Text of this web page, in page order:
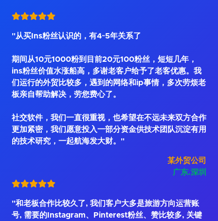
"从买Ins粉丝认识的，有4~5年关系了
期间从10元1000粉到目前20元100粉丝，短短几年，
ins粉丝价值水涨船高，多谢老客户给予了老客优惠。我
们运行的外贸比较多，遇到的网络和ip事情，多次劳烦老
板亲自帮助解决，劳您费心了。
社交软件，我们一直很重视，也希望在不远未来双方合作
更加紧密，我们愿意投入一部分资金供技术团队沉淀有用
的技术研究，一起航海发大财。"
某外贸公司
广东.深圳
"和老板合作比较久了, 我们客户大多是旅游方向运营账
号, 需要的Instagram、Pinterest粉丝、赞比较多, 关键